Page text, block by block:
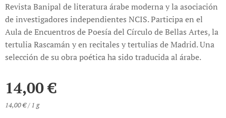
Revista Banipal de literatura árabe moderna y la asociación
de investigadores independientes NCIS. Participa en el
Aula de Encuentros de Poesía del Círculo de Bellas Artes, la
tertulia Rascamán y en recitales y tertulias de Madrid. Una
selección de su obra poética ha sido traducida al árabe.
14,00€
14,00 € / 1 g